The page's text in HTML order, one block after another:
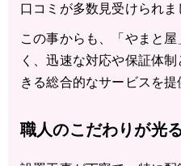
口コミが多数見受けられま
この事からも、「やまと
く、迅速な対応や保証体
きる総合的なサービスを提
職人のこだわりが光